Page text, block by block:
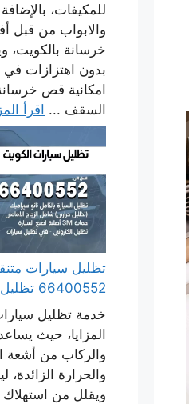
للمكيفات،
والابواب من
خرسانة بالكويت،
بدون اهتزازات في
امكانية قص
السقف ... اقرأ
تظليل سيارات
66400552 تظليل سيارة عازل حراري
خدمة تظليل
المزايا، حيث
والركاب من
والحرارة الزائدة،
ويقلل من استهلاك